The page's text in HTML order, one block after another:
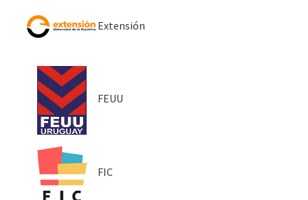
Extensión
FEUU
FIC